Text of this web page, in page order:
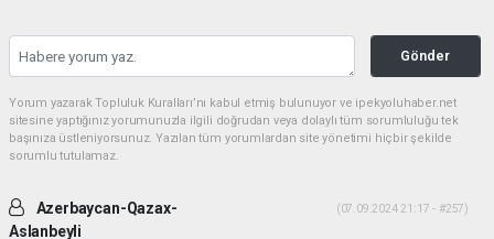
Gönder
Yorum yazarak Topluluk Kuralları’nı kabul etmiş bulunuyor ve ipekyoluhaber.net
sitesine yaptığınız yorumunuzla ilgili doğrudan veya dolaylı tüm sorumluluğu tek
başınıza üstleniyorsunuz. Yazılan tüm yorumlardan site yönetimi hiçbir şekilde
sorumlu tutulamaz.
Azerbaycan-Qazax-
Aslanbeyli
(07.09.2024 21:17 - #257)